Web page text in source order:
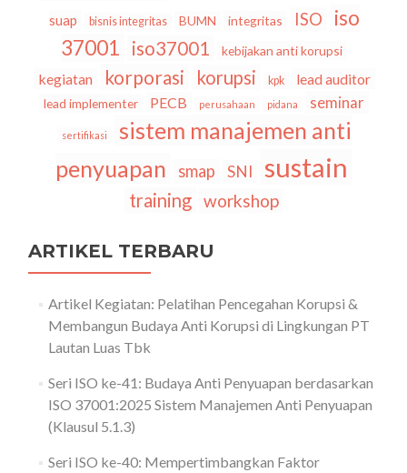
suap
bisnis integritas BUMN integritas ISO
iso
37001
iso37001 kebijakan anti korupsi
kegiatan korporasi korupsi kpk lead auditor
lead implementer PECB perusahaan pidana seminar
sertifikasi
sistem manajemen anti
penyuapan
smap SNI sustain
training workshop
ARTIKEL TERBARU
Artikel Kegiatan: Pelatihan Pencegahan Korupsi &
Membangun Budaya Anti Korupsi di Lingkungan PT
Lautan Luas Tbk
Seri ISO ke-41: Budaya Anti Penyuapan berdasarkan
ISO 37001:2025 Sistem Manajemen Anti Penyuapan
(Klausul 5.1.3)
Seri ISO ke-40: Mempertimbangkan Faktor